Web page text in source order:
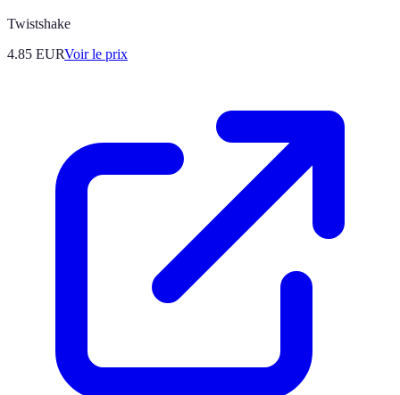
Twistshake
4.85 EURVoir le prix